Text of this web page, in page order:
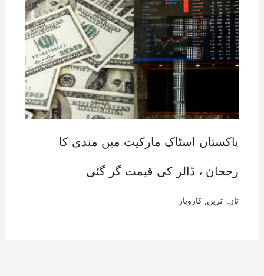
پاکستان اسٹاک مارکیٹ میں مندی کا
رجحان ، ڈالر کی قیمت گر گئی
تازہ ترین کاروبار